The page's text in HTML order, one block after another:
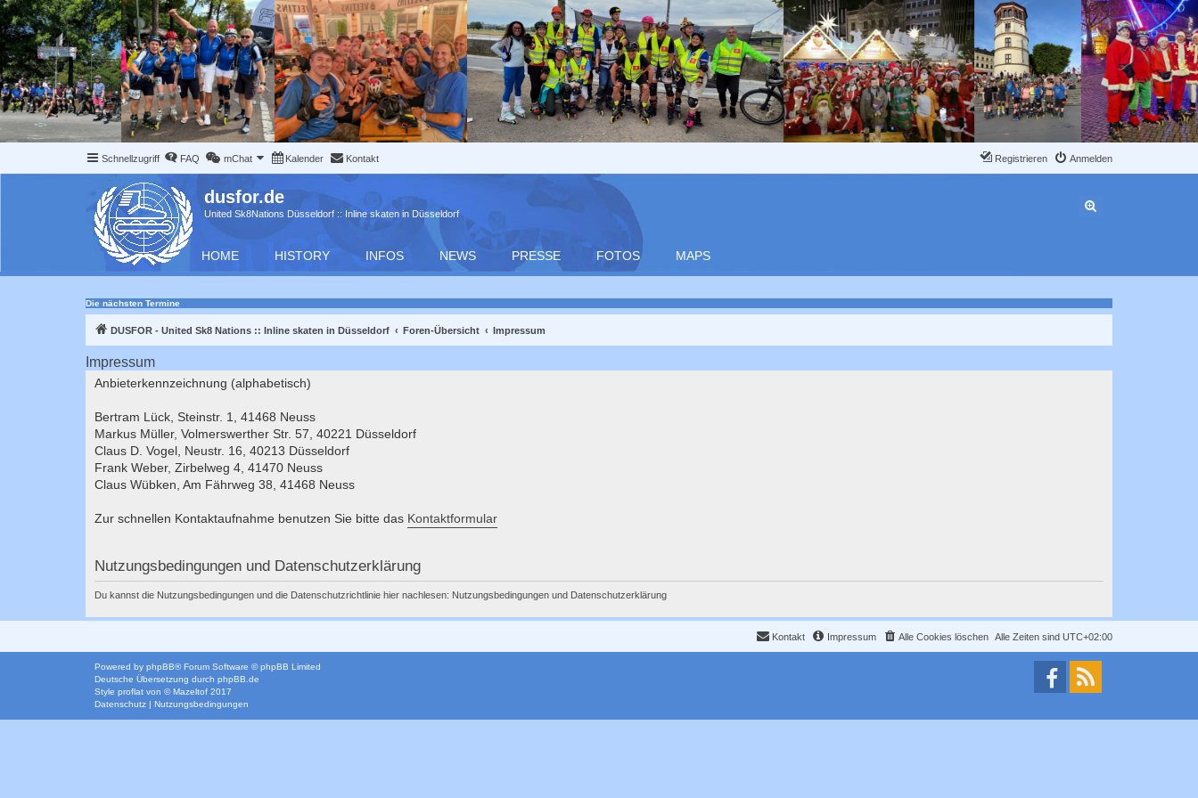
Schnellzugriff FAQ mChat Kalender Kontakt Anmelden
Registrieren
dusfor.de
United Sk8Nations Düsseldorf :: Inline skaten in Düsseldorf
HOME HISTORY INFOS NEWS PRESSE FOTOS MAPS
Die nächsten Termine
DUSFOR - United Sk8 Nations :: Inline skaten in Düsseldorf Foren-Übersicht Impressum
Impressum
Anbieterkennzeichnung (alphabetisch)
Bertram Lück, Steinstr. 1, 41468 Neuss
Markus Müller, Volmerswerther Str. 57, 40221 Düsseldorf
Claus D. Vogel, Neustr. 16, 40213 Düsseldorf
Frank Weber, Zirbelweg 4, 41470 Neuss
Claus Wübken, Am Fährweg 38, 41468 Neuss
Zur schnellen Kontaktaufnahme benutzen Sie bitte das Kontaktformular
Nutzungsbedingungen und Datenschutzerklärung
Du kannst die Nutzungsbedingungen und die Datenschutzrichtlinie hier nachlesen: Nutzungsbedingungen und Datenschutzerklärung
Alle Zeiten sind UTC+02:00
Alle Cookies löschen
Impressum
Kontakt
Powered by phpBB® Forum Software © phpBB Limited
Deutsche Übersetzung durch phpBB.de
Style proflat von ©Mazeltof 2017
Datenschutz | Nutzungsbedingungen